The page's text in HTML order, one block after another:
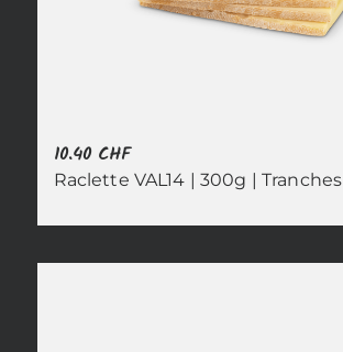
10.40 CHF
Raclette VAL14 | 300g | Tranches